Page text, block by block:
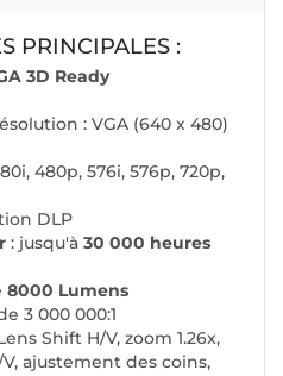
PRINCIPALES :
3D Ready
: VGA (640 x 480)
480p, 576i, 576p, 720p,
DLP
: jusqu'à 30 000 heures
8000 Lumens
3 000 000:1
Shift H/V, zoom 1.26x,
ajustement des coins,